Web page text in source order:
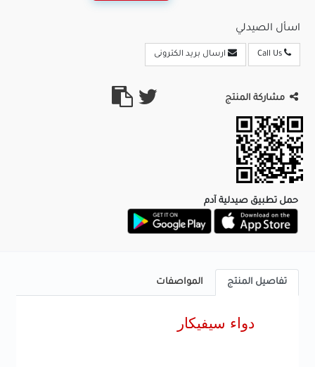
اسأل الصيدلي
ارسال بريد الكترونى
مشاركة المنتج
حمل تطبيق صيدلية آدم
تفاصيل المنتج المواصفات
دواء سيفيكار